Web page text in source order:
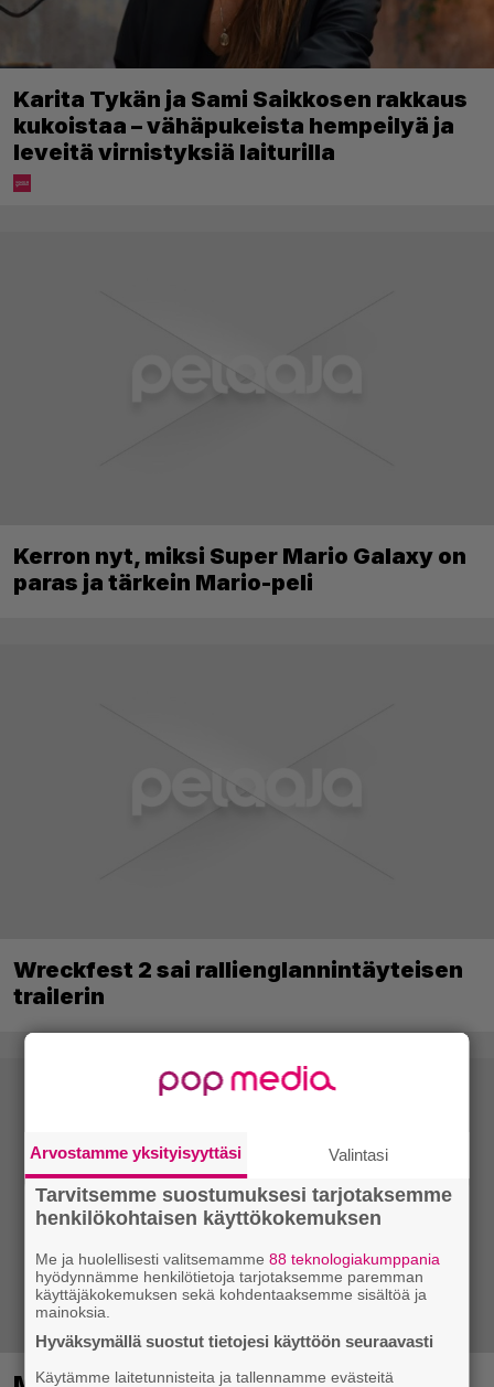
Karita Tykän ja Sami Saikkosen rakkaus
kukoistaa – vähäpukeista hempeilyä ja
leveitä virnistyksiä laiturilla
Kerron nyt, miksi Super Mario Galaxy on
paras ja tärkein Mario-peli
Wreckfest 2 sai rallienglannintäyteisen
trailerin
Arvostamme yksityisyyttäsi Valintasi
Tarvitsemme suostumuksesi tarjotaksemme
henkilökohtaisen käyttökokemuksen
Me ja huolellisesti valitsemamme88 teknologiakumppania
hyödynnämme henkilötietoja tarjotaksemme paremman
käyttäjäkokemuksen sekä kohdentaaksemme sisältöä ja
mainoksia.
Hyväksymällä suostut tietojesi käyttöön seuraavasti
Käytämme laitetunnisteita ja tallennamme evästeitä